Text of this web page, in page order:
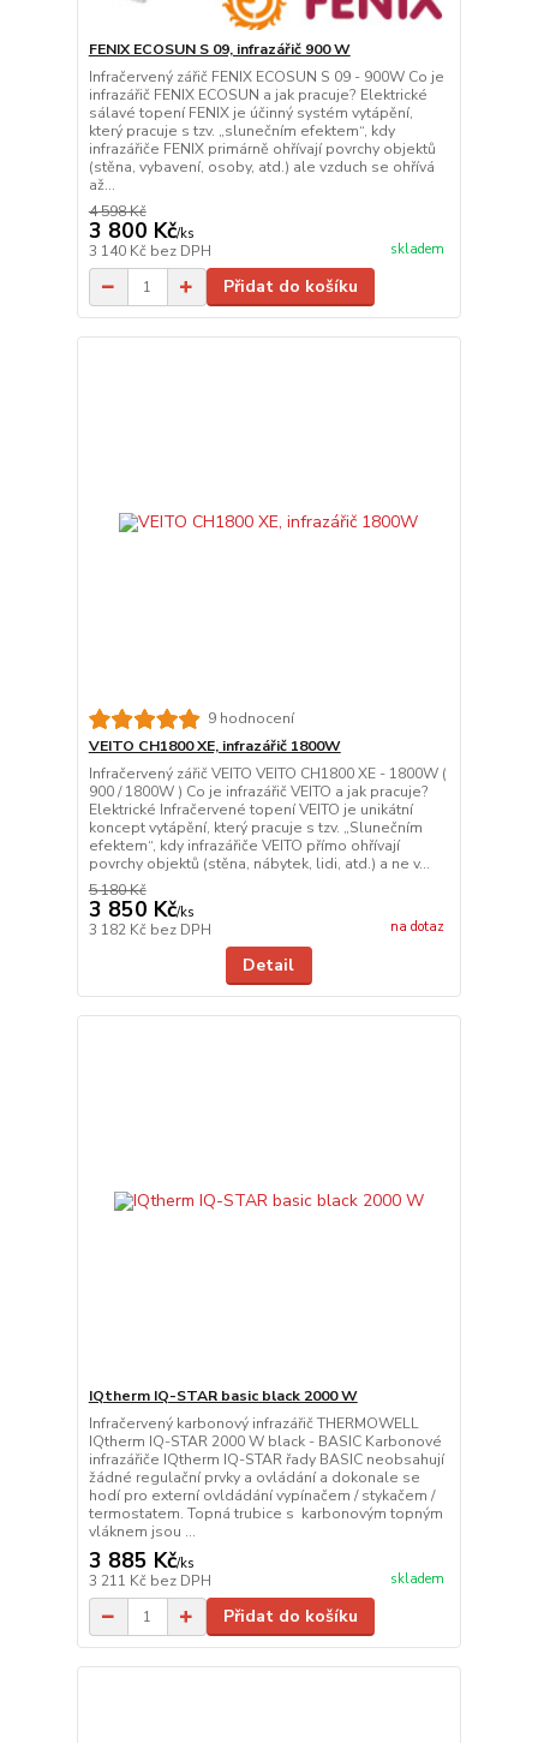
FENIX ECOSUN S 09, infrazářič 900 W
Infračervený zářič FENIX ECOSUN S 09 - 900W Co je
infrazářič FENIX ECOSUN a jak pracuje? Elektrické
sálavé topení FENIX je účinný systém vytápění,
který pracuje s tzv. „slunečním efektem“, kdy
infrazářiče FENIX primárně ohřívají povrchy objektů
(stěna, vybavení, osoby, atd.) ale vzduch se ohřívá
až...
4 598 Kč
3 800 Kč/ks
3 140 Kč bez DPH skladem
Přidat do košíku
9 hodnocení
VEITO CH1800 XE, infrazářič 1800W
Infračervený zářič VEITO VEITO CH1800 XE - 1800W (
900 / 1800W ) Co je infrazářič VEITO a jak pracuje?
Elektrické Infračervené topení VEITO je unikátní
koncept vytápění, který pracuje s tzv. „Slunečním
efektem“, kdy infrazářiče VEITO přímo ohřívají
povrchy objektů (stěna, nábytek, lidi, atd.) a ne v...
5 180 Kč
3 850 Kč/ks
3 182 Kč bez DPH na dotaz
Detail
IQtherm IQ-STAR basic black 2000 W
Infračervený karbonový infrazářič THERMOWELL
IQtherm IQ-STAR 2000 W black - BASIC Karbonové
infrazářiče IQtherm IQ-STAR řady BASIC neobsahují
žádné regulační prvky a ovládání a dokonale se
hodí pro externí ovldádání vypínačem / stykačem /
termostatem. Topná trubice s karbonovým topným
vláknem jsou ...
3 885 Kč/ks
3 211 Kč bez DPH skladem
Přidat do košíku